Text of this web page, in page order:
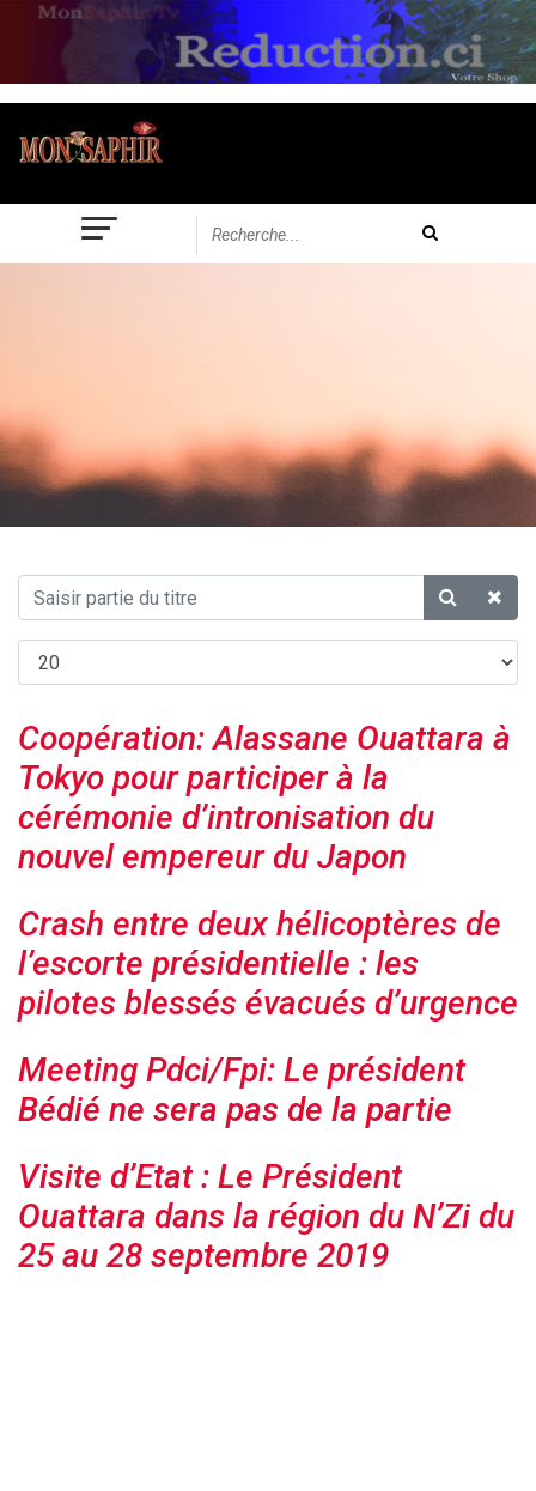
Coopération: Alassane Ouattara à
Tokyo pour participer à la
cérémonie d’intronisation du
nouvel empereur du Japon
Crash entre deux hélicoptères de
l’escorte présidentielle : les
pilotes blessés évacués d’urgence
Meeting Pdci/Fpi: Le président
Bédié ne sera pas de la partie
Visite d’Etat : Le Président
Ouattara dans la région du N’Zi du
25 au 28 septembre 2019